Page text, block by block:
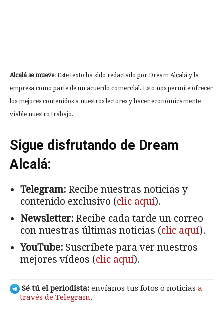
Alcalá se mueve: Este texto ha sido redactado por Dream Alcalá y la
empresa como parte de un acuerdo comercial. Esto nos permite ofrecer
los mejores contenidos a nuestros lectores y hacer económicamente
viable nuestro trabajo.
Sigue disfrutando de Dream
Alcalá:
Telegram: Recibe nuestras noticias y
contenido exclusivo (clic aquí).
Newsletter: Recibe cada tarde un correo
con nuestras últimas noticias (clic aquí).
YouTube: Suscríbete para ver nuestros
mejores vídeos (clic aquí).
Sé tú el periodista: envíanos tus fotos o noticias a
través de Telegram.